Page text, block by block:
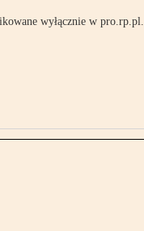
wyłącznie w pro.rp.pl.